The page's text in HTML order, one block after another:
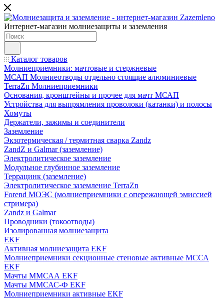
Интернет-магазин молниезащиты и заземления
Каталог товаров
Молниеприемники: мачтовые и стержневые
МСАП Молниеотводы отдельно стоящие алюминиевые
TerraZn Молниеприемники
Основания, кронштейны и прочее для мачт МСАП
Устройства для выпрямления проволоки (катанки) и полосы
Хомуты
Держатели, зажимы и соединители
Заземление
Экзотермическая / термитная сварка Zandz
ZandZ и Galmar (заземление)
Электролитическое заземление
Модульное глубинное заземление
Террацинк (заземление)
Электролитическое заземление TerraZn
Forend МОЭС (молниеприемники с опережающей эмиссией
стримера)
Zandz и Galmar
Проводники (токоотводы)
Изолированная молниезащита
EKF
Активная молниезащита EKF
Молниеприемники секционные стеновые активные МССА
EKF
Мачты ММСАА EKF
Мачты ММСАС-Ф EKF
Молниеприемники активные EKF